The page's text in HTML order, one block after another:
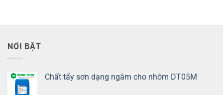
NỔI BẬT
Chất tẩy sơn dạng ngâm cho nhôm DT05M